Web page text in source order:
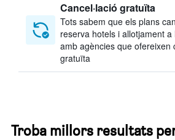
Cancel·lació gratuïta
Tots sabem que els plans
reserva hotels i allotjament
amb agències que ofereixen
gratuïta
Troba millors resultats